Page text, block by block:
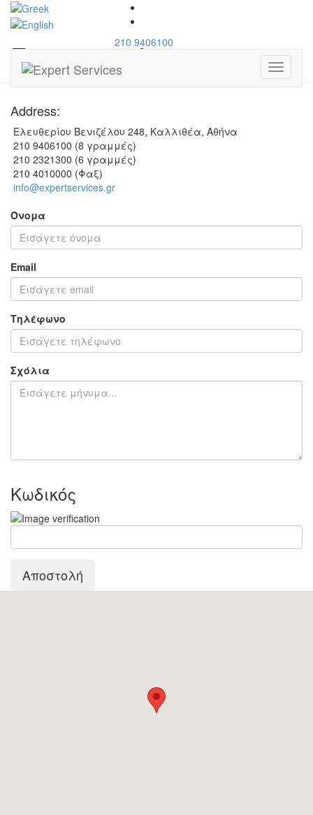
210 9406100
Toggle
Επικοινωνία
Address:
Ελευθερίου Βενιζέλου 248, Καλλιθέα, Αθήνα
210 9406100 (8 γραμμές)
210 2321300 (6 γραμμές)
210 4010000 (Φαξ)
info@expertservices.gr
Όνομα
Email
Τηλέφωνο
Σχόλια
Κωδικός
Αποστολή